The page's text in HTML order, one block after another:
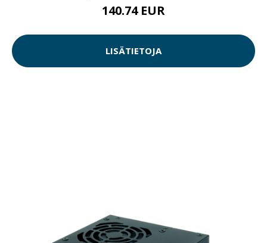
140.74 EUR
LISÄTIETOJA